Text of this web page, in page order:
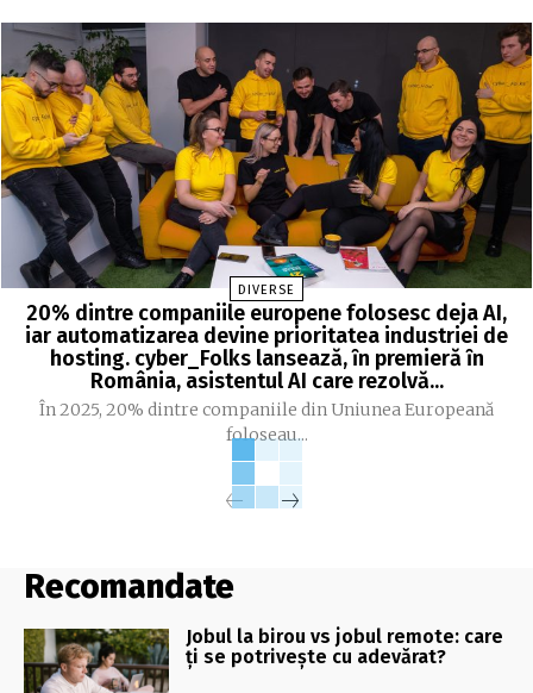
DIVERSE
20% dintre companiile europene folosesc deja AI,
iar automatizarea devine prioritatea industriei de
hosting. cyber_Folks lansează, ȋn premieră ȋn
România, asistentul AI care rezolvă...
În 2025, 20% dintre companiile din Uniunea Europeană
foloseau...
Recomandate
Jobul la birou vs jobul remote: care
ți se potrivește cu adevărat?